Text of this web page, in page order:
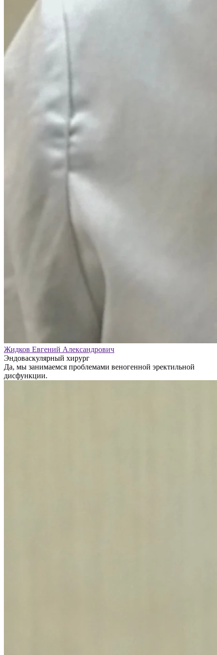
Жидков Евгений Александрович
Эндоваскулярный хирург
Да, мы занимаемся проблемами веногенной эректильной
дисфункции.